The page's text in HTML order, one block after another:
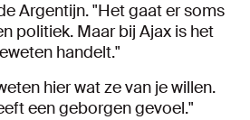
Argentijn. "Het gaat er soms
politiek. Maar bij Ajax is het
handelt."
hier wat ze van je willen.
een geborgen gevoel."